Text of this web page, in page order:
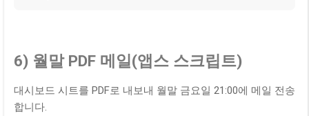
6) 월말 PDF 메일(앱스 스크립트)
대시보드 시트를 PDF로 내보내 월말 금요일 21:00에 메일 전송
합니다.